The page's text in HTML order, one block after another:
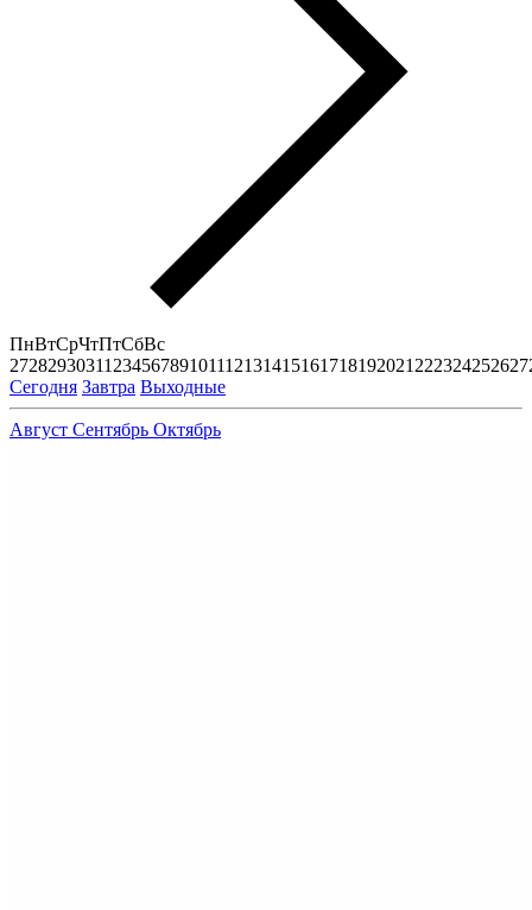
ПнВтСрЧтПтСбВс
27282930311 23456789101112131415161718192021 222324252627
Сегодня Завтра Выходные
Август Сентябрь Октябрь